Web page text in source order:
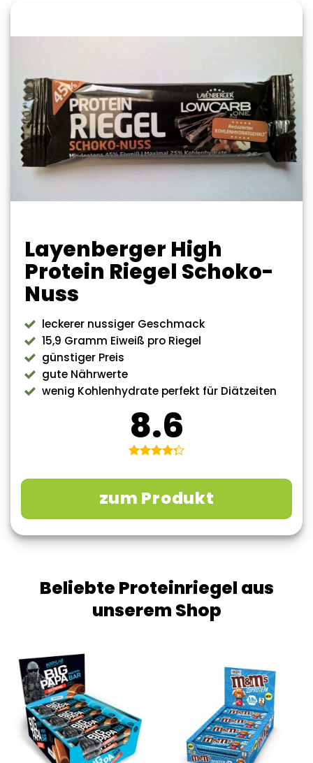
Layenberger High
Protein Riegel Schoko-
Nuss
leckerer nussiger Geschmack
15,9 Gramm Eiweiß pro Riegel
günstiger Preis
gute Nährwerte
wenig Kohlenhydrate perfekt für Diätzeiten
8.6
zum Produkt
Beliebte Proteinriegel aus
unserem Shop